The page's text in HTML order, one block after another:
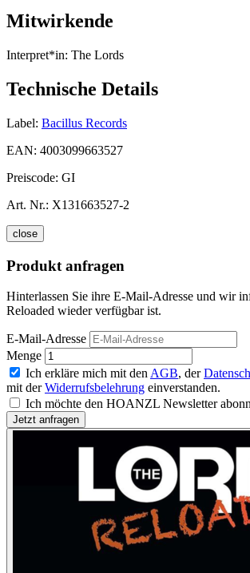
Mitwirkende
Interpret*in: The Lords
Technische Details
Label: Bacillus Records
EAN: 4003099663527
Preiscode: GI
Art. Nr.: X131663527-2
close
Produkt anfragen
Hinterlassen Sie ihre E-Mail-Adresse und wir
Reloaded wieder verfügbar ist.
E-Mail-Adresse
Menge
Ich erkläre mich mit den AGB, der
mit derWiderrufsbelehrung einverstanden.
Ich möchte den HOANZL Newsletter